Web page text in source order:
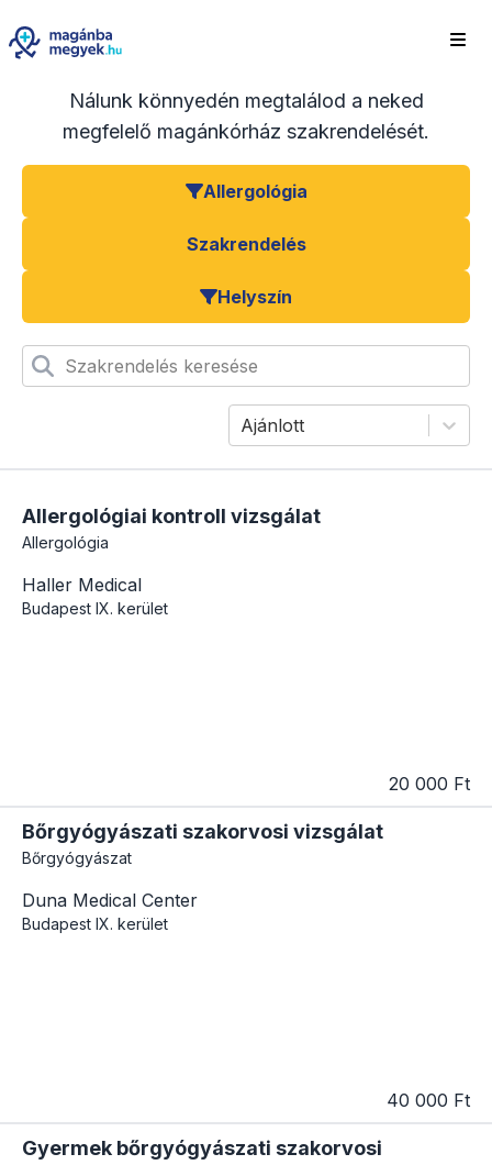
Nálunk könnyedén megtalálod a neked
megfelelő magánkórház szakrendelését.
Allergológia
Szakrendelés
Helyszín
Szakrendelés keresése
Ajánlott
Allergológiai kontroll vizsgálat
Allergológia
Haller Medical
Budapest IX. kerület
20 000 Ft
Bőrgyógyászati szakorvosi vizsgálat
Bőrgyógyászat
Duna Medical Center
Budapest IX. kerület
40 000 Ft
Gyermek bőrgyógyászati szakorvosi